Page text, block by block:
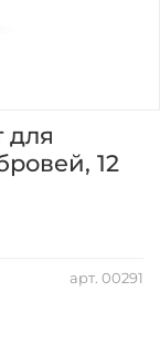
арт. 00291
для
12